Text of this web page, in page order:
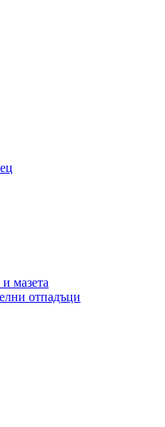
мазета
отпадъци